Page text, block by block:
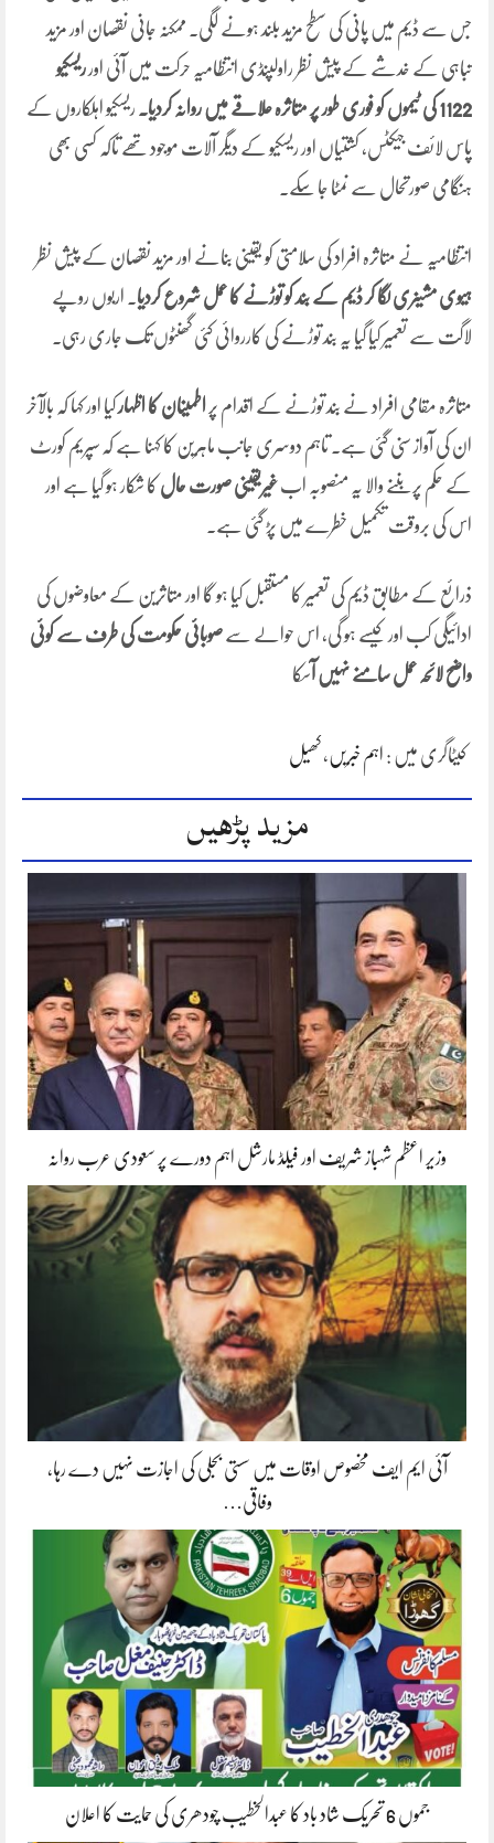
جس سے ڈیم میں پانی کی سطح مزید بلند ہونے لگی۔ ممکنہ جانی نقصان اور مزید
تباہی کے خدشے کے پیش نظر راولپنڈی انتظامیہ حرکت میں آئی اور ریسکیو
1122 کی ٹیموں کو فوری طور پر متاثرہ علاقے میں روانہ کردیا۔ ریسکیو اہلکاروں کے
پاس لائف جیکٹس، کشتیاں اور ریسکیو کے دیگر آلات موجود تھے تاکہ کسی بھی
ہنگامی صورتحال سے نمٹا جا سکے۔
انتظامیہ نے متاثرہ افراد کی سلامتی کو یقینی بنانے اور مزید نقصان کے پیش نظر
ہیوی مشینری لگا کر ڈیم کے بند کو توڑنے کا عمل شروع کردیا ۔ اربوں روپے
لاگت سے تعمیر کیا گیا یہ بند توڑنے کی کارروائی کئی گھنٹوں تک جاری رہی۔
متاثرہ مقامی افراد نے بند توڑنے کے اقدام پر اطمینان کا اظہار کیا اور کہا کہ بالآخر
ان کی آواز سنی گئی ہے۔ تاہم دوسری جانب ماہرین کا کہنا ہے کہ سپریم کورٹ
کے حکم پر بننے والا یہ منصوبہ ابغیریقینی صورت حال کا شکار ہو گیا ہے اور
اس کی بروقت تکمیل خطرے میں پڑ گئی ہے۔
ذرائع کے مطابق ڈیم کی تعمیر کا مستقبل کیا ہو گا اور متاثرین کے معاوضوں کی
ادائیگی کب اور کیسے ہو گی، اس حوالے سے صوبائی حکومت کی طرف سے کوئی
واضح لائحہ عمل سامنے نہیں آ سکا
کیٹاگری میں : اہم خبریں ، کھیل
مزید پڑھیں
وزیر اعظم شہباز شریف اور فیلڈ مارشل اہم دورے پر سعودی عرب روانہ
آئی ایم ایف مخصوص اوقات میں سستی بجلی کی اجازت نہیں دے رہا،
وفاقی…
جموں 6 تحریک شاد باد کا عبدالخطیب چودھری کی حمایت کا اعلان